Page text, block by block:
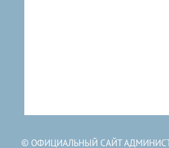
© ОФИЦИАЛЬНЫЙ САЙТ